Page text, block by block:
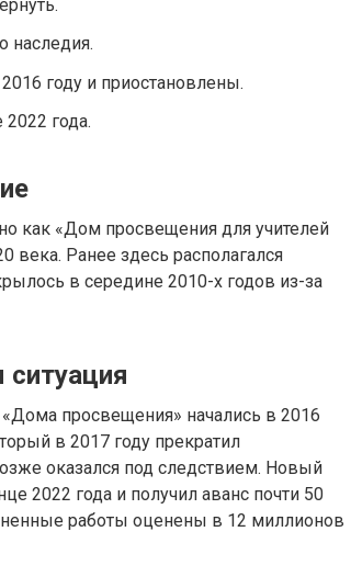
наследия.
году и приостановлены.
года.
как «Дом просвещения для учителей
века. Ранее здесь располагался
в середине 2010-х годов из-за
просвещения» начались в 2016
в 2017 году прекратил
оказался под следствием. Новый
2022 года и получил аванс почти 50
работы оценены в 12 миллионов